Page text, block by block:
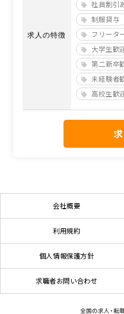
求人の特徴
社員割引
制服貸与
フリータ
大学生歓
第二新卒
未経験者
高校生歓
会社概要
利用規約
個人情報保護方針
求職者お問い合わせ